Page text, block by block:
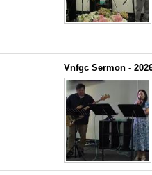
Vnfgc Sermon -